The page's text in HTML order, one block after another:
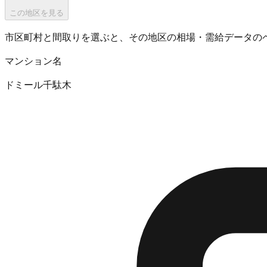
この地区を見る
市区町村と間取りを選ぶと、その地区の相場・需給データの
マンション名
ドミール千駄木